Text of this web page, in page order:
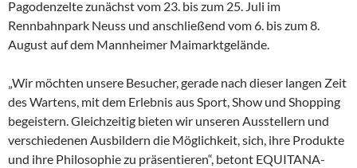
Pagodenzelte zunächst vom 23. bis zum 25. Juli im
Rennbahnpark Neuss und anschließend vom 6. bis zum 8.
August auf dem Mannheimer Maimarktgelände.
„Wir möchten unsere Besucher, gerade nach dieser langen Zeit
des Wartens, mit dem Erlebnis aus Sport, Show und Shopping
begeistern. Gleichzeitig bieten wir unseren Ausstellern und
verschiedenen Ausbildern die Möglichkeit, sich, ihre Produkte
und ihre Philosophie zu präsentieren“, betont EQUITANA-